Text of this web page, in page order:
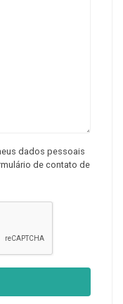
dados pessoais
de contato de